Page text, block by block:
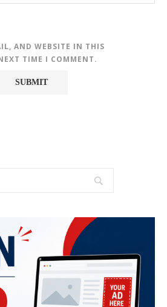
AND WEBSITE IN THIS
TIME I COMMENT.